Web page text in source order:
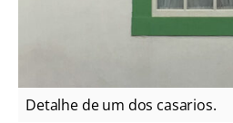
Detalhe de um dos casarios.